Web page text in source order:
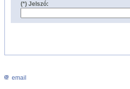
(*) Jelszó:
email